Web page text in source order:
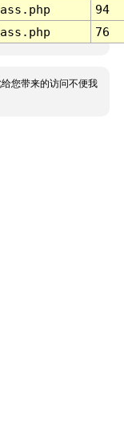
94
76
您带来的访问不便我